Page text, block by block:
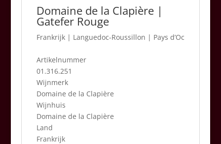
Domaine de la Clapière |
Gatefer Rouge
Frankrijk| Languedoc-Roussillon | Pays d’Oc
Artikelnummer
01.316.251
Wijnmerk
Domaine de la Clapière
Wijnhuis
Domaine de la Clapière
Land
Frankrijk